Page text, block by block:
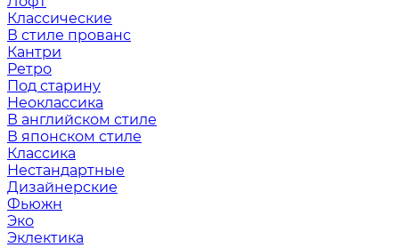
Классические
В стиле прованс
Кантри
Ретро
Под старину
Неоклассика
В английском стиле
В японском стиле
Классика
Нестандартные
Дизайнерские
Фьюжн
Эко
Эклектика